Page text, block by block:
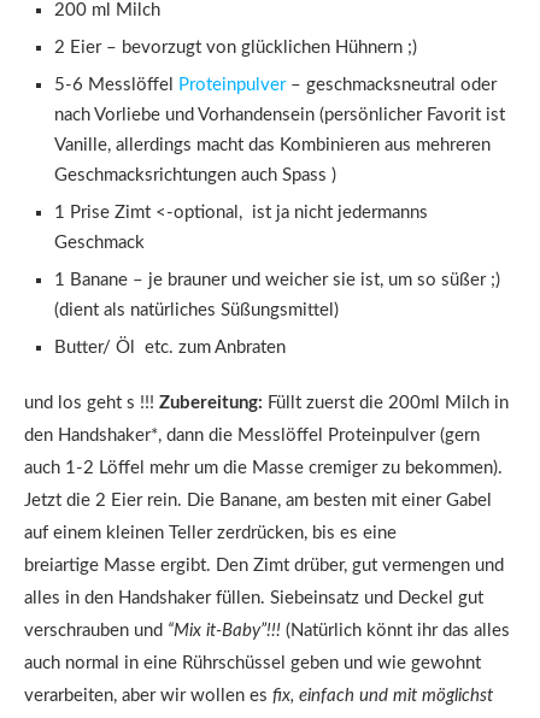
200 ml Milch
2 Eier – bevorzugt von glücklichen Hühnern ;)
5-6 Messlöffel Proteinpulver– geschmacksneutral oder
nach Vorliebe und Vorhandensein (persönlicher Favorit ist
Vanille, allerdings macht das Kombinieren aus mehreren
Geschmacksrichtungen auch Spass )
1 Prise Zimt <-optional, ist ja nicht jedermanns
Geschmack
1 Banane – je brauner und weicher sie ist, um so süßer ;)
(dient als natürliches Süßungsmittel)
Butter/ Öl etc. zum Anbraten
und los geht s !!! Zubereitung: Füllt zuerst die 200ml Milch in
den Handshaker*, dann die Messlöffel Proteinpulver (gern
auch 1-2 Löffel mehr um die Masse cremiger zu bekommen).
Jetzt die 2 Eier rein. Die Banane, am besten mit einer Gabel
auf einem kleinen Teller zerdrücken, bis es eine
breiartige Masse ergibt. Den Zimt drüber, gut vermengen und
alles in den Handshaker füllen. Siebeinsatz und Deckel gut
verschrauben und “Mix it-Baby”!!! (Natürlich könnt ihr das alles
auch normal in eine Rührschüssel geben und wie gewohnt
verarbeiten, aber wir wollen es fix, einfach und mit möglichst